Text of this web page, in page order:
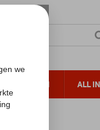
VERRE REIZEN ALL